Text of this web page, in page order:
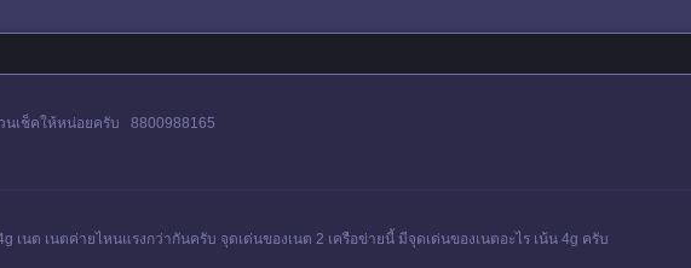
นเช็คให้หน่อยครับ 8800988165
เนต เนตค่ายไหนแรงกว่ากันครับ จุดเด่นของเนต 2 เครือข่ายนี้ มีจุดเด่นของเนตอะไร เน้น 4g ครับ